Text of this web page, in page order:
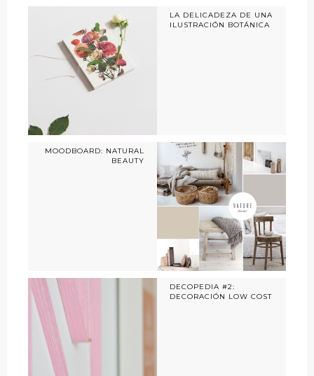
LA DELICADEZA DE UNA
ILUSTRACIÓN BOTÁNICA
MOODBOARD: NATURAL
BEAUTY
DECOPEDIA #2:
DECORACIÓN LOW COST